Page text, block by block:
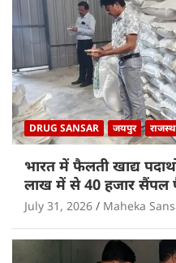
DRUG SANSAR जयपुर
भारत में फैलती खाद्य
लाख में से 40 हजार सैंपल
July 31, 2026 Maheka